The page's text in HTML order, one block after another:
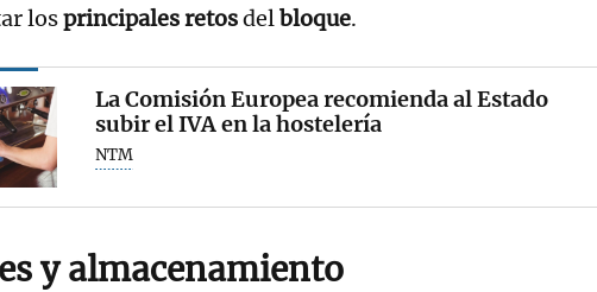
losprincipales retosdelbloque.
La Comisión Europea recomienda al Estado
subir el IVA en la hostelería
NTM
y almacenamiento